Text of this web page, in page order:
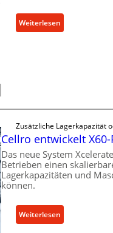
Weiterlesen:
M
i
s
c
e
r
e
r
Zusätzliche Lagerkapazität
Cellro entwickelt
Das neue System
Betrieben einen
Lagerkapazitäten und
können.
Weiterlesen:
C